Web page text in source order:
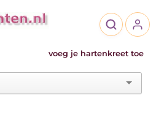
voeg je hartenkreet toe